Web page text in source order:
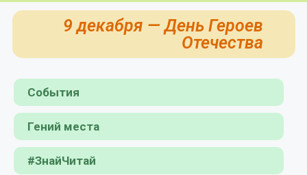
9 декабря — День Героев
Отечества
События
Гений места
#ЗнайЧитай